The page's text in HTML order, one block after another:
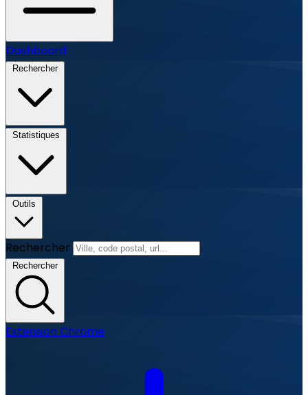
Dashboard
Rechercher
Statistiques
Outils
Rechercher
Rechercher
Extension Chrome